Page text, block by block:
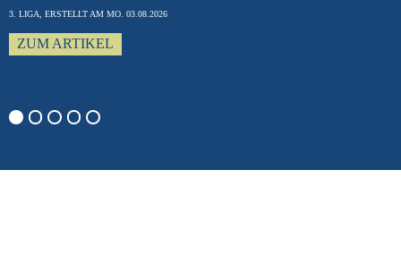
3. LIGA, ERSTELLT AM MO. 03.08.2026
ZUM ARTIKEL